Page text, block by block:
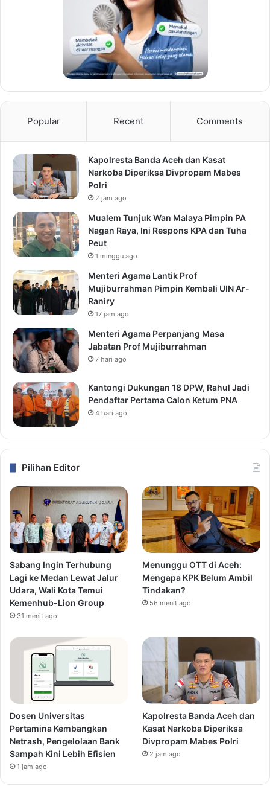
Popular Recent Comments
Kapolresta Banda Aceh dan Kasat
Narkoba Diperiksa Divpropam Mabes
Polri
2 jam ago
Mualem Tunjuk Wan Malaya Pimpin PA
Nagan Raya, Ini Respons KPA dan Tuha
Peut
1 minggu ago
Menteri Agama Lantik Prof
Mujiburrahman Pimpin Kembali UIN Ar-
Raniry
17 jam ago
Menteri Agama Perpanjang Masa
Jabatan Prof Mujiburrahman
7 hari ago
Kantongi Dukungan 18 DPW, Rahul Jadi
Pendaftar Pertama Calon Ketum PNA
4 hari ago
Pilihan Editor
Sabang Ingin Terhubung
Lagi ke Medan Lewat Jalur
Udara, Wali Kota Temui
Kemenhub-Lion Group
31 menit ago
Menunggu OTT di Aceh:
Mengapa KPK Belum Ambil
Tindakan?
56 menit ago
Dosen Universitas
Pertamina Kembangkan
Netrash, Pengelolaan Bank
Sampah Kini Lebih Efisien
1 jam ago
Kapolresta Banda Aceh dan
Kasat Narkoba Diperiksa
Divpropam Mabes Polri
2 jam ago